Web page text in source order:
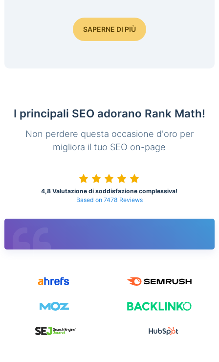
SAPERNE DI PIÙ
I principali SEO adorano Rank Math!
Non perdere questa occasione d'oro per
migliora il tuo SEO on-page
4,8 Valutazione di soddisfazione complessiva!
Based on 7478 Reviews